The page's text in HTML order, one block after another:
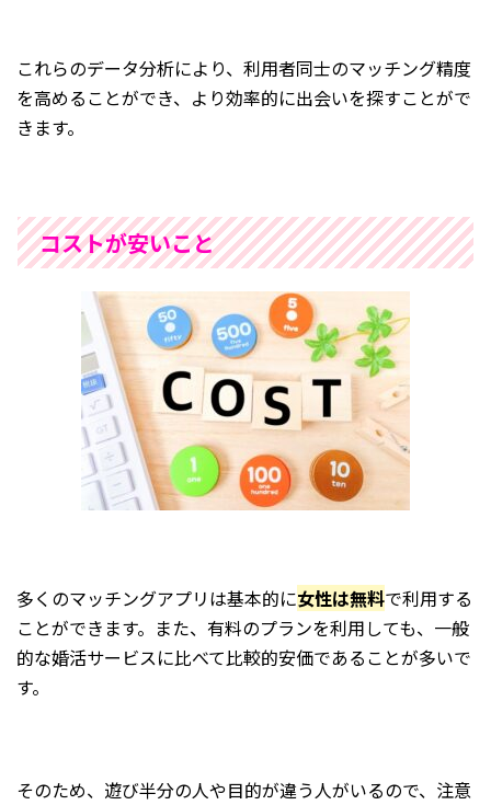
これらのデータ分析により、利用者同士のマッチング精度
を高めることができ、より効率的に出会いを探すことがで
きます。
コストが安いこと
多くのマッチングアプリは基本的に女性は無料で利用する
ことができます。また、有料のプランを利用しても、一般
的な婚活サービスに比べて比較的安価であることが多いで
す。
そのため、遊び半分の人や目的が違う人がいるので、注意